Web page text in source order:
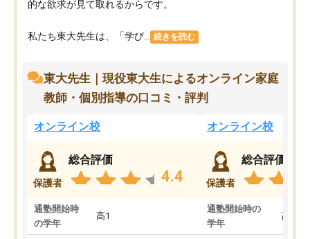
的な欲求が見て取れるからです。
私たち東大先生は、「学び... 続きを読む
東大先生｜現役東大生によるオンライン家庭
教師・個別指導の口コミ・評判
オンライン校
保護者
総合評価
4.4
通塾開始時
の学年
高1
オンライン校
保護者
総合評価
通塾開始時の
学年
高3